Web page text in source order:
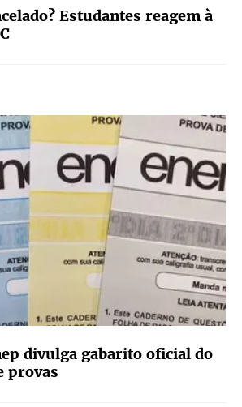
Estudantes reagem à
divulga gabarito oficial do
provas